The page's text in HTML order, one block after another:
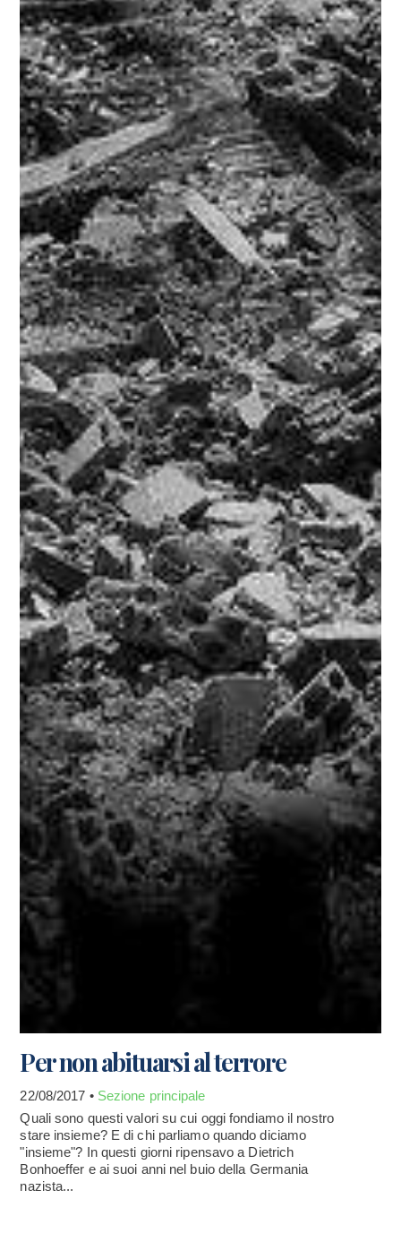
Per non abituarsi al terrore
22/08/2017 • Sezione principale
Quali sono questi valori su cui oggi fondiamo il nostro
stare insieme? E di chi parliamo quando diciamo
"insieme"? In questi giorni ripensavo a Dietrich
Bonhoeffer e ai suoi anni nel buio della Germania
nazista...